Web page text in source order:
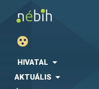
HIVATAL
AKTUÁLIS